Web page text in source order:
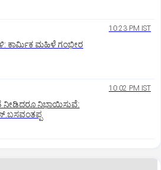
10:23 PM IST
ಕಾರ್ಮಿಕ ಮಹಿಳೆ ಗಂಭೀರ
10:02 PM IST
ನೀಡಿದರೂ ನಿಭಾಯಿಸುವೆ: